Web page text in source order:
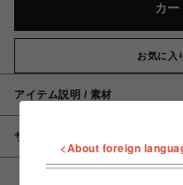
カ
お気に入
アイテム説明 / 素材
サイズ
<About foreign